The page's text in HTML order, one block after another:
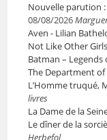
Nouvelle parution :
08/08/2026
Aven - Lilian
Not Like Other
Batman –
The Department
L’Homme truqué,
livres
La Dame de la
Le dîner de la